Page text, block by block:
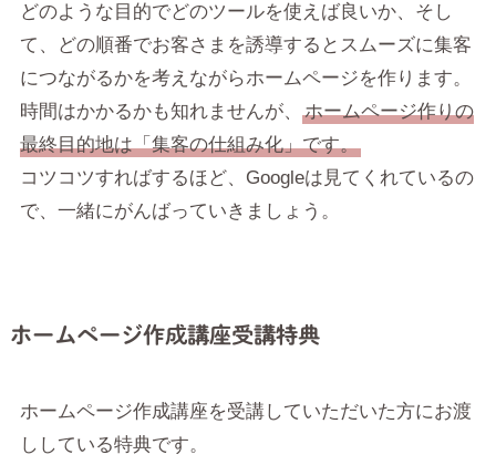
どのような目的でどのツールを使えば良いか、そし
て、どの順番でお客さまを誘導するとスムーズに集客
につながるかを考えながらホームページを作ります。
時間はかかるかも知れませんが、
ホームページ作りの
最終目的地は「集客の仕組み化」です。
コツコツすればするほど、Googleは見てくれているの
で、一緒にがんばっていきましょう。
ホームページ作成講座受講特典
ホームページ作成講座を受講していただいた方にお渡
ししている特典です。